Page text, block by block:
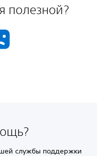
полезной?
службы поддержки